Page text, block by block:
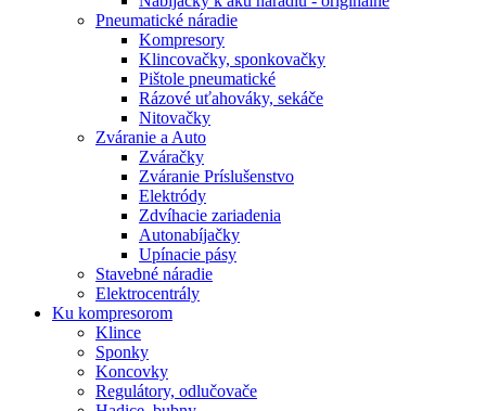
Pneumatické náradie
Kompresory
Klincovačky, sponkovačky
Pištole pneumatické
Rázové uťahováky, sekáče
Nitovačky
Zváranie a Auto
Zváračky
Zváranie Príslušenstvo
Elektródy
Zdvíhacie zariadenia
Autonabíjačky
Upínacie pásy
Stavebné náradie
Elektrocentrály
Ku kompresorom
Klince
Sponky
Koncovky
Regulátory, odlučovače